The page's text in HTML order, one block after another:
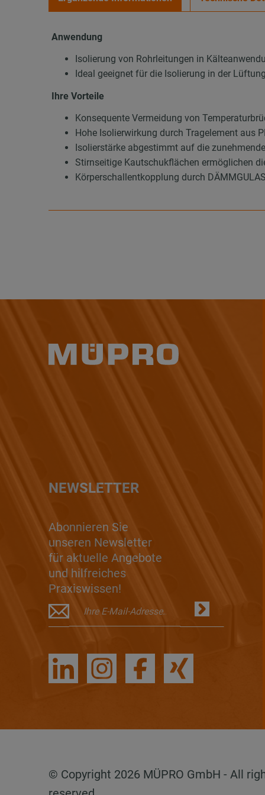
Anwendung
Isolierung von Rohrleitungen in
Ideal geeignet für die Isolierung in der
Ihre Vorteile
Konsequente Vermeidung von
Hohe Isolierwirkung durch Tragelement aus
Isolierstärke abgestimmt auf die
Stirnseitige Kautschukflächen ermöglichen
Körperschallentkopplung durch
NEWSLETTER
Abonnieren Sie
unseren Newsletter
für aktuelle Angebote
und hilfreiches
Praxiswissen!
© Copyright 2026 MÜPRO GmbH - All